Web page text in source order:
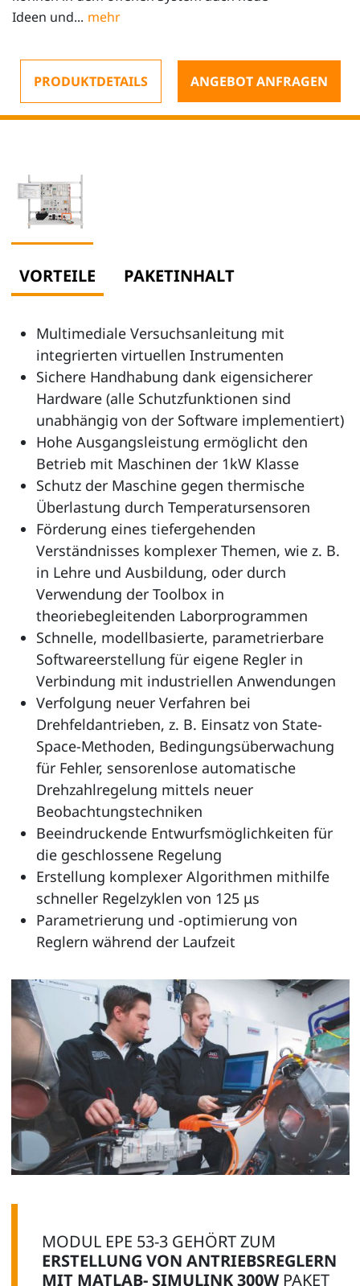
Ideen und...
PRODUKTDETAILS ANGEBOT ANFRAGEN
VORTEILE PAKETINHALT
Multimediale Versuchsanleitung mit
integrierten virtuellen Instrumenten
Sichere Handhabung dank eigensicherer
Hardware (alle Schutzfunktionen sind
unabhängig von der Software implementiert)
Hohe Ausgangsleistung ermöglicht den
Betrieb mit Maschinen der 1kW Klasse
Schutz der Maschine gegen thermische
Überlastung durch Temperatursensoren
Förderung eines tiefergehenden
Verständnisses komplexer Themen, wie z. B.
in Lehre und Ausbildung, oder durch
Verwendung der Toolbox in
theoriebegleitenden Laborprogrammen
Schnelle, modellbasierte, parametrierbare
Softwareerstellung für eigene Regler in
Verbindung mit industriellen Anwendungen
Verfolgung neuer Verfahren bei
Drehfeldantrieben, z. B. Einsatz von State-
Space-Methoden, Bedingungsüberwachung
für Fehler, sensorenlose automatische
Drehzahlregelung mittels neuer
Beobachtungstechniken
Beeindruckende Entwurfsmöglichkeiten für
die geschlossene Regelung
Erstellung komplexer Algorithmen mithilfe
schneller Regelzyklen von 125 μs
Parametrierung und -optimierung von
Reglern während der Laufzeit
MODUL EPE 53-3 GEHÖRT ZUM
ERSTELLUNG VON ANTRIEBSREGLERN
MIT MATLAB- SIMULINK 300WPAKET